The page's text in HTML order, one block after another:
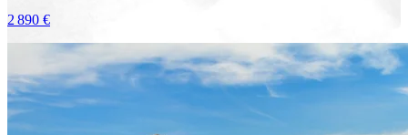
2 890 €
Voir le voyage